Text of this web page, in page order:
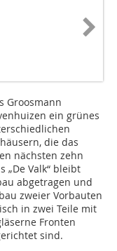
Groosmann
ein grünes
die das
nächsten zehn
„De Valk“ bleibt
abgetragen und
zweier Vorbauten
in zwei Teile mit
Fronten
sind.